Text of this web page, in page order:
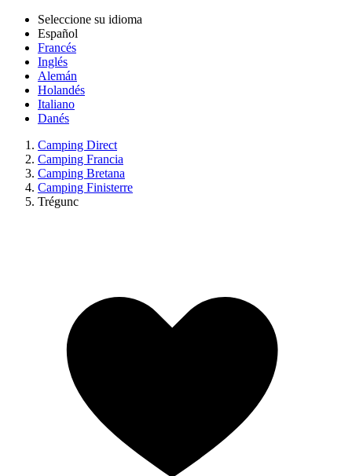
Seleccione su idioma
Español
Francés
Inglés
Alemán
Holandés
Italiano
Danés
Camping Direct
Camping Francia
Camping Bretana
Camping Finisterre
Trégunc